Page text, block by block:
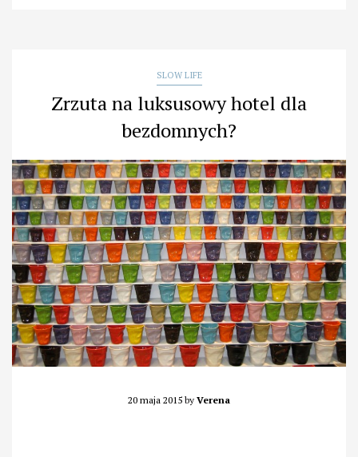
SLOW LIFE
Zrzuta na luksusowy hotel dla
bezdomnych?
20 maja 2015 by Verena